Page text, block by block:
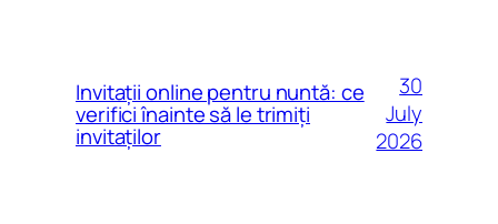
Invitații online pentru nuntă: ce
verifici înainte să le trimiți
invitaților
30
July
2026